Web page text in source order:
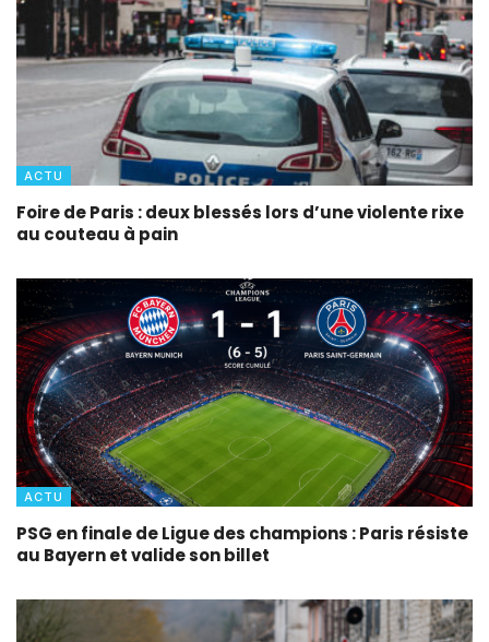
ACTU
Foire de Paris : deux blessés lors d’une violente rixe
au couteau à pain
ACTU
PSG en finale de Ligue des champions : Paris résiste
au Bayern et valide son billet